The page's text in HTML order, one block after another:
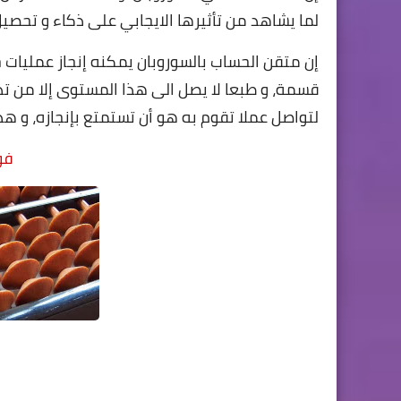
لما يشاهد من تأثيرها الايجابي على ذكاء و
إن متقن الحساب بالسوروبان يمكنه إنجاز
قسمة، و طبعا لا يصل الى هذا المستوى إلا
لتواصل عملا تقوم به هو أن تستمتع بإنجازه، و